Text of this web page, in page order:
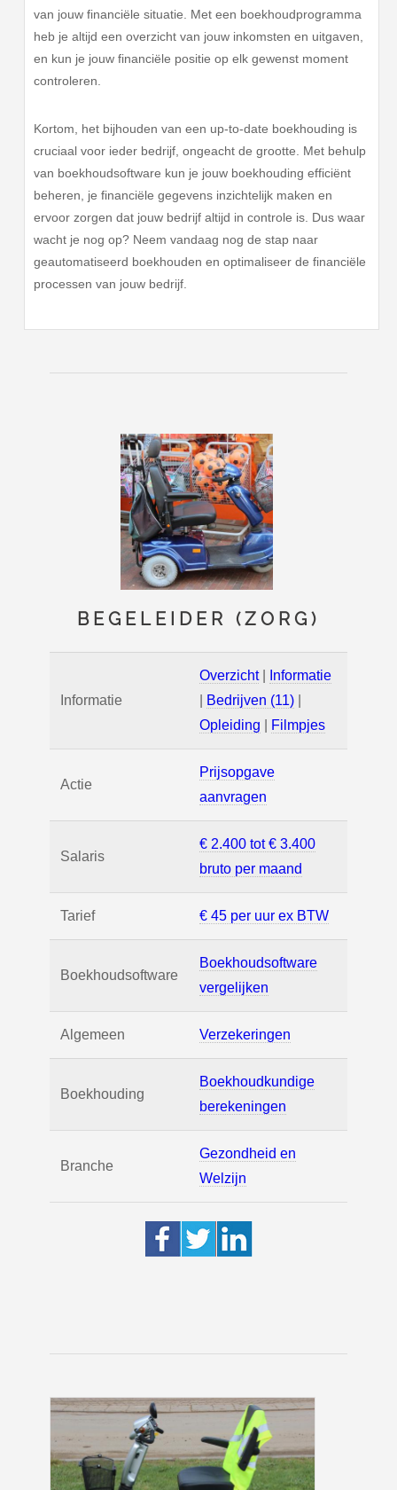
van jouw financiële situatie. Met een boekhoudprogramma
heb je altijd een overzicht van jouw inkomsten en uitgaven,
en kun je jouw financiële positie op elk gewenst moment
controleren.
Kortom, het bijhouden van een up-to-date boekhouding is
cruciaal voor ieder bedrijf, ongeacht de grootte. Met behulp
van boekhoudsoftware kun je jouw boekhouding efficiënt
beheren, je financiële gegevens inzichtelijk maken en
ervoor zorgen dat jouw bedrijf altijd in controle is. Dus waar
wacht je nog op? Neem vandaag nog de stap naar
geautomatiseerd boekhouden en optimaliseer de financiële
processen van jouw bedrijf.
BEGELEIDER (ZORG)
Informatie
Overzicht|
Informatie
Bedrijven (11)
Opleiding
Filmpjes
Actie
Prijsopgave
aanvragen
Salaris
€ 2.400 tot € 3.400
bruto per maand
Tarief € 45 per uur ex BTW
Boekhoudsoftware
Boekhoudsoftware
vergelijken
Algemeen Verzekeringen
Boekhouding
Boekhoudkundige
berekeningen
Branche
Gezondheid en
Welzijn